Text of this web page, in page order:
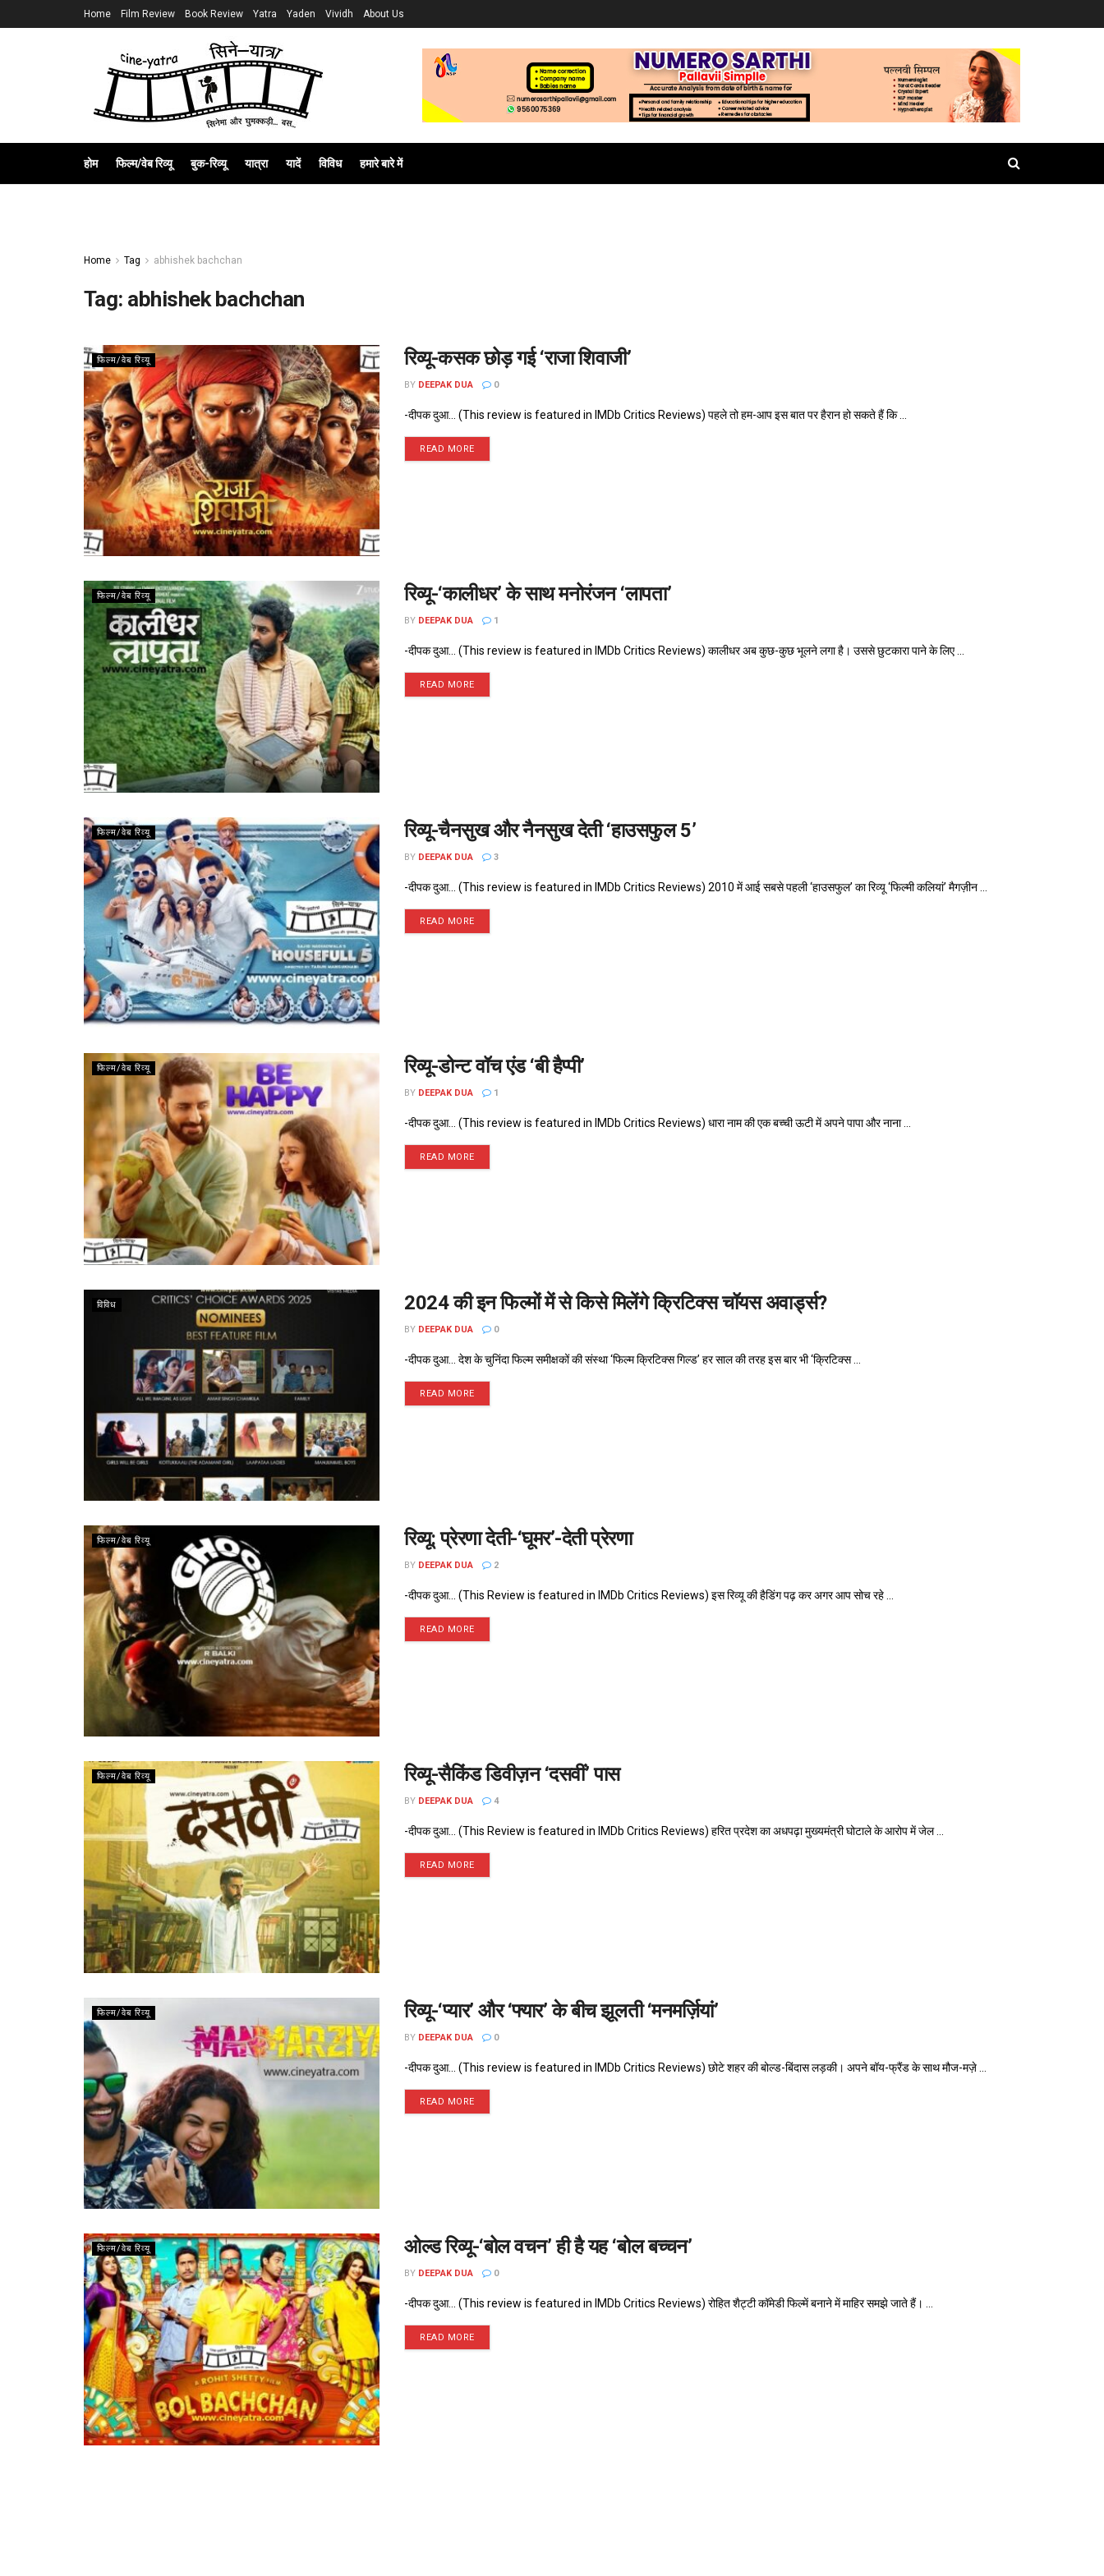
Home Film Review Book Review Yatra Yaden Vividh About Us
होम फिल्म/वेब रिव्यू बुक-रिव्यू यात्रा यादें विविध हमारे बारे में
Home Tag abhishek bachchan
Tag: abhishek bachchan
फिल्म/वेब रिव्यू रिव्यू-कसक छोड़ गई ‘राजा शिवाजी’
BY DEEPAK DUA 0
-दीपक दुआ... (This review is featured in IMDb Critics Reviews) पहले तो हम-आप इस बात पर हैरान हो सकते हैं कि ...
READ MORE
फिल्म/वेब रिव्यू रिव्यू-‘कालीधर’ के साथ मनोरंजन ‘लापता’
BY DEEPAK DUA 1
-दीपक दुआ... (This review is featured in IMDb Critics Reviews) कालीधर अब कुछ-कुछ भूलने लगा है। उससे छुटकारा पाने के लिए ...
READ MORE
फिल्म/वेब रिव्यू रिव्यू-चैनसुख और नैनसुख देती ‘हाउसफुल 5’
BY DEEPAK DUA 3
-दीपक दुआ... (This review is featured in IMDb Critics Reviews) 2010 में आई सबसे पहली ‘हाउसफुल’ का रिव्यू ‘फिल्मी कलियां’ मैगज़ीन ...
READ MORE
फिल्म/वेब रिव्यू रिव्यू-डोन्ट वॉच एंड ‘बी हैप्पी’
BY DEEPAK DUA 1
-दीपक दुआ... (This review is featured in IMDb Critics Reviews) धारा नाम की एक बच्ची ऊटी में अपने पापा और नाना ...
READ MORE
विविध 2024 की इन फिल्मों में से किसे मिलेंगे क्रिटिक्स चॉयस अवार्ड्स?
BY DEEPAK DUA 0
-दीपक दुआ... देश के चुनिंदा फिल्म समीक्षकों की संस्था ‘फिल्म क्रिटिक्स गिल्ड’ हर साल की तरह इस बार भी ‘क्रिटिक्स ...
READ MORE
फिल्म/वेब रिव्यू रिव्यू: प्रेरणा देती-‘घूमर’-देती प्रेरणा
BY DEEPAK DUA 2
-दीपक दुआ... (This Review is featured in IMDb Critics Reviews) इस रिव्यू की हैडिंग पढ़ कर अगर आप सोच रहे ...
READ MORE
फिल्म/वेब रिव्यू रिव्यू-सैकिंड डिवीज़न ‘दसवीं’ पास
BY DEEPAK DUA 4
-दीपक दुआ... (This Review is featured in IMDb Critics Reviews) हरित प्रदेश का अधपढ़ा मुख्यमंत्री घोटाले के आरोप में जेल ...
READ MORE
फिल्म/वेब रिव्यू रिव्यू-‘प्यार’ और ‘फ्यार’ के बीच झूलती ‘मनमर्ज़ियां’
BY DEEPAK DUA 0
-दीपक दुआ... (This review is featured in IMDb Critics Reviews) छोटे शहर की बोल्ड-बिंदास लड़की। अपने बॉय-फ्रैंड के साथ मौज-मज़े ...
READ MORE
फिल्म/वेब रिव्यू ओल्ड रिव्यू-‘बोल वचन’ ही है यह ‘बोल बच्चन’
BY DEEPAK DUA 0
-दीपक दुआ... (This review is featured in IMDb Critics Reviews) रोहित शैट्टी कॉमेडी फिल्में बनाने में माहिर समझे जाते हैं। ...
READ MORE